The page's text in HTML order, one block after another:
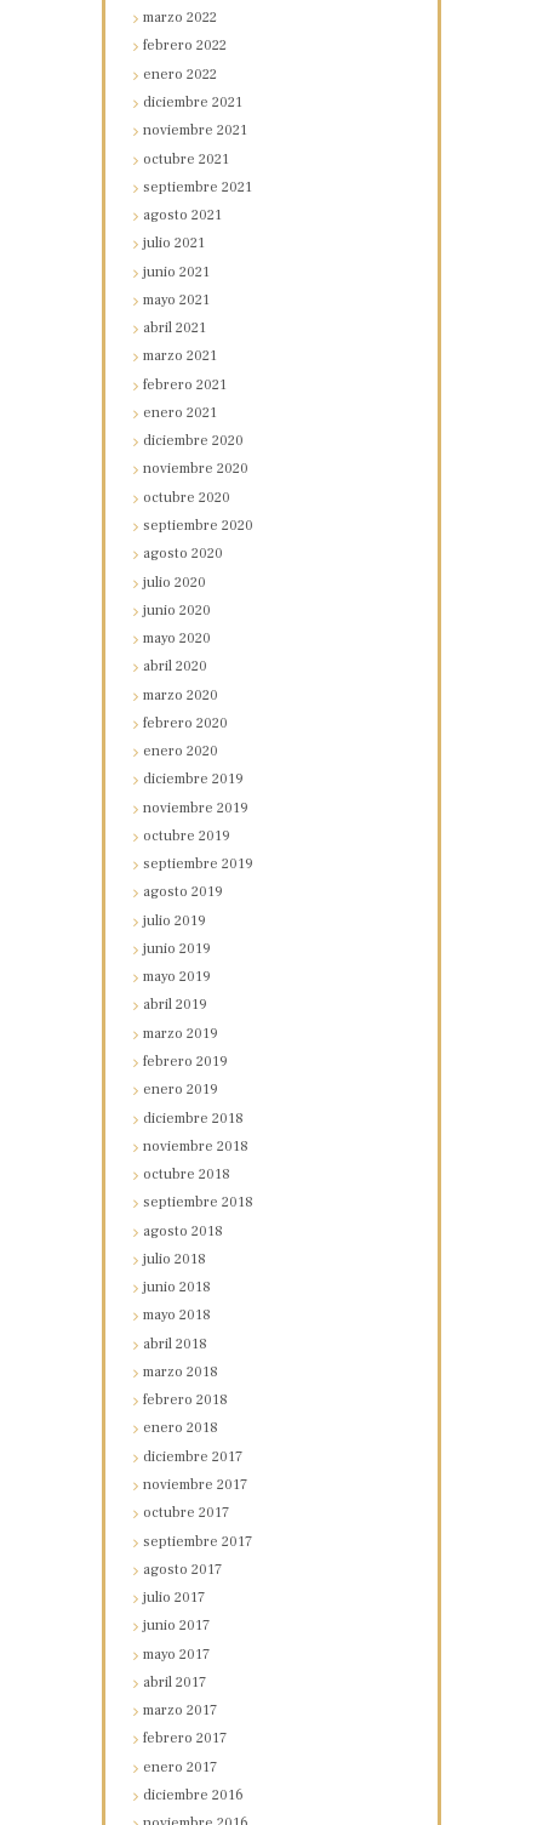
marzo2022
febrero2022
enero2022
diciembre2021
noviembre2021
octubre2021
septiembre2021
agosto2021
julio2021
junio2021
mayo2021
abril2021
marzo2021
febrero2021
enero2021
diciembre2020
noviembre2020
octubre2020
septiembre2020
agosto2020
julio2020
junio2020
mayo2020
abril2020
marzo2020
febrero2020
enero2020
diciembre2019
noviembre2019
octubre2019
septiembre2019
agosto2019
julio2019
junio2019
mayo2019
abril2019
marzo2019
febrero2019
enero2019
diciembre2018
noviembre2018
octubre2018
septiembre2018
agosto2018
julio2018
junio2018
mayo2018
abril2018
marzo2018
febrero2018
enero2018
diciembre2017
noviembre2017
octubre2017
septiembre2017
agosto2017
julio2017
junio2017
mayo2017
abril2017
marzo2017
febrero2017
enero2017
diciembre2016